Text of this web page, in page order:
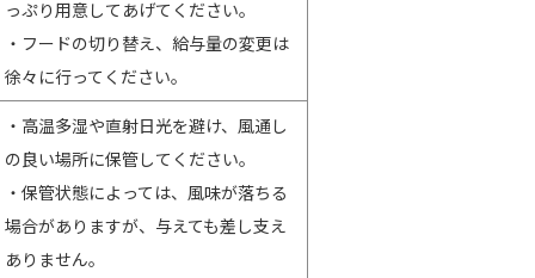
っぷり用意してあげてください。
・フードの切り替え、給与量の変更は
徐々に行ってください。
・高温多湿や直射日光を避け、風通し
の良い場所に保管してください。
・保管状態によっては、風味が落ちる
場合がありますが、与えても差し支え
ありません。